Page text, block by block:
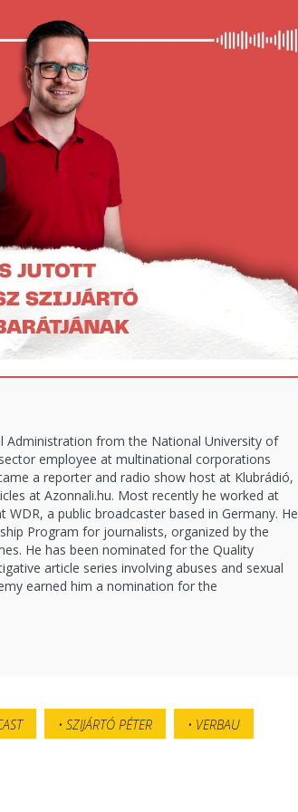
Administration from the National University of
employee at multinational corporations
a reporter and radio show host at Klubrádió,
at Azonnali.hu. Most recently he worked at
a public broadcaster based in Germany. He
Program for journalists, organized by the
He has been nominated for the Quality
article series involving abuses and sexual
earned him a nomination for the
SZIJÁRTÓ PÉTER VERBAU